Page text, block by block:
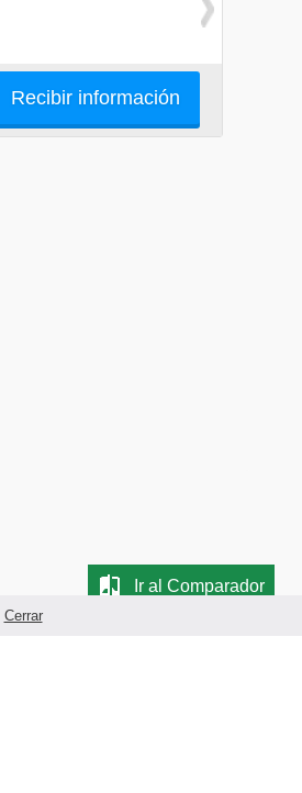
Cerrar
Recibir información
Ir al Comparador